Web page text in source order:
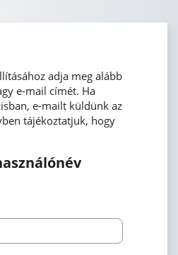
adja meg alább
e-mail címét. Ha
e-mailt küldünk az
tájékoztatjuk, hogy
alapján